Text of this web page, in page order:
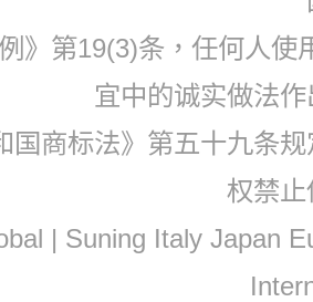
》第19(3)条，任何人
宜中的诚实做法
国商标法》第五十九条
权禁
| Suning Italy Japan